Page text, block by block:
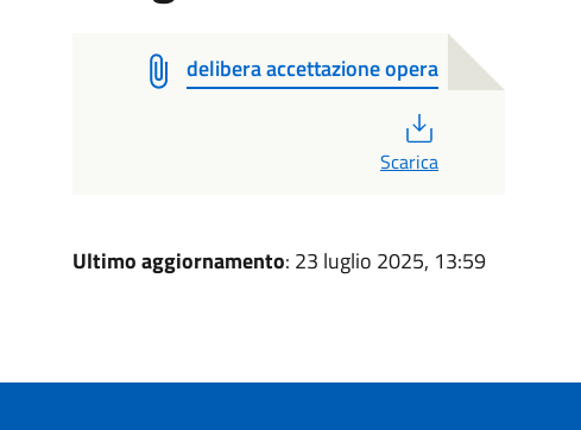
delibera accettazione opera
Scarica
Ultimo aggiornamento: 23 luglio 2025, 13:59